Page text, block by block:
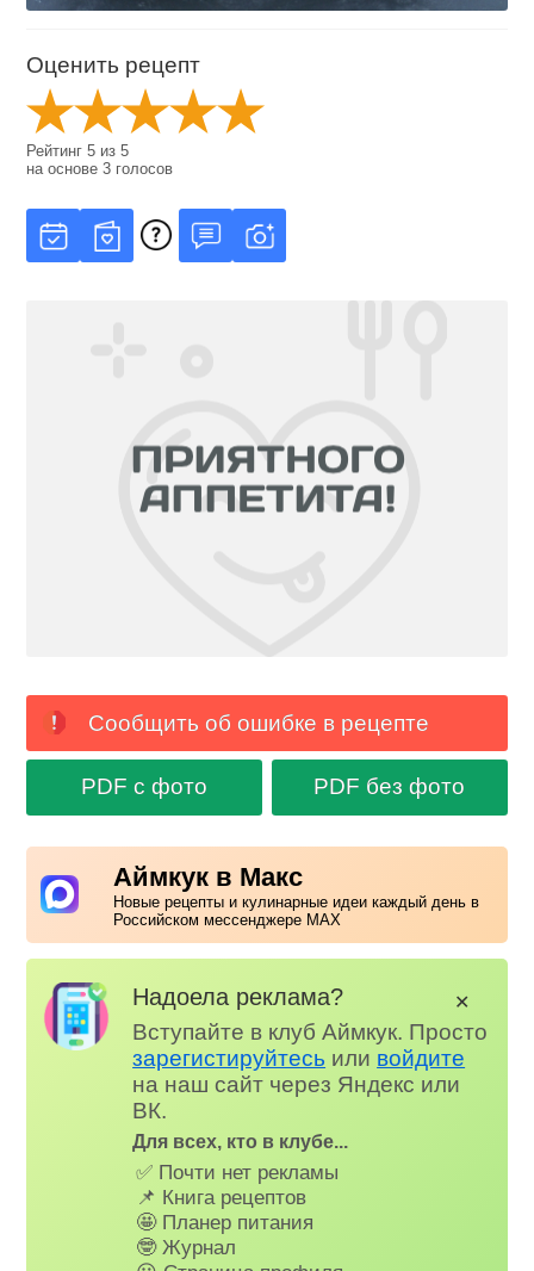
Оценить рецепт
Рейтинг5 из5
на основе3 голосов
Сообщить об ошибке в рецепте
PDF с фото PDF без фото
Аймкук в Макс
Новые рецепты и кулинарные идеи каждый день в
Российском мессенджере MAX
Надоела реклама?
Вступайте в клуб Аймкук. Просто
зарегистируйтесь или войдите
на наш сайт через Яндекс или
ВК.
Для всех, кто в клубе...
✅ Почти нет рекламы
📌 Книга рецептов
🤩 Планер питания
🤓 Журнал
✕